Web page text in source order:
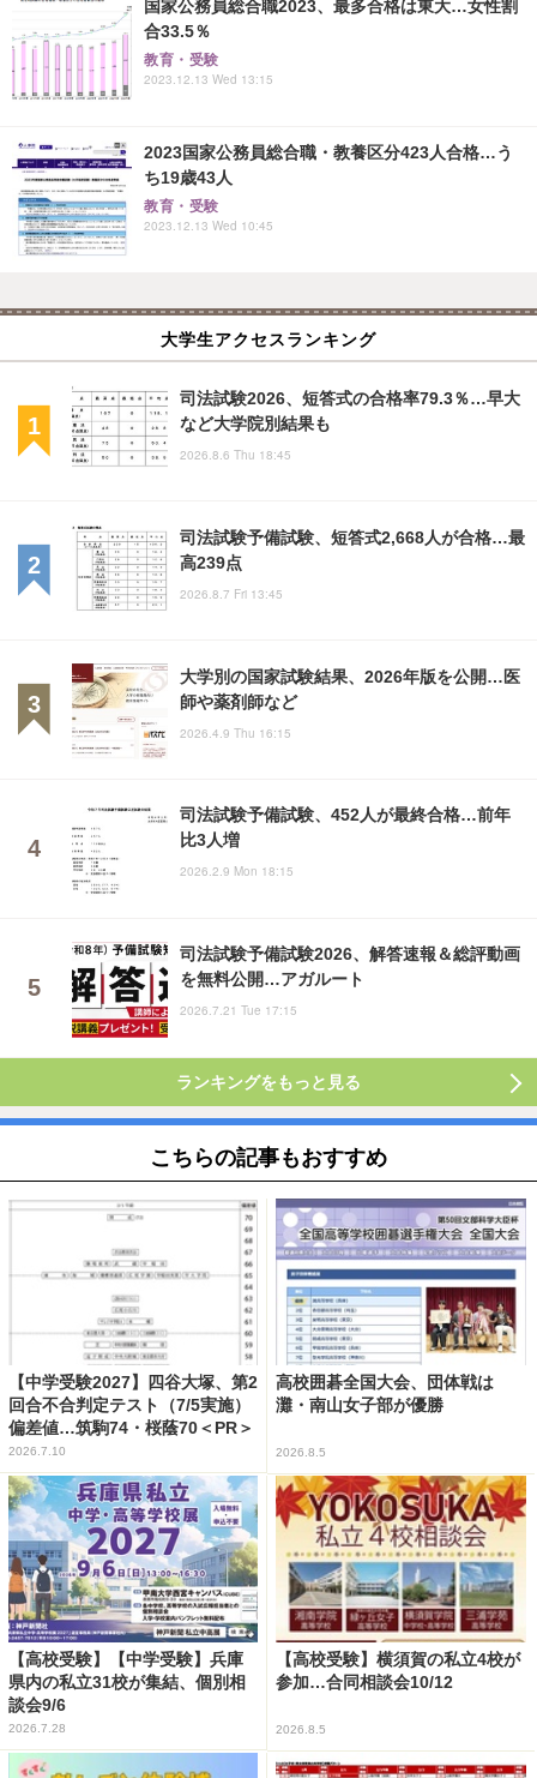
国家公務員総合職2023、最多合格は東大…女性割
合33.5％
教育・受験
2023.12.13 Wed 13:15
2023国家公務員総合職・教養区分423人合格…う
ち19歳43人
教育・受験
2023.12.13 Wed 10:45
大学生アクセスランキング
司法試験2026、短答式の合格率79.3％…早大
など大学院別結果も
2026.8.6 Thu 18:45
司法試験予備試験、短答式2,668人が合格…最
高239点
2026.8.7 Fri 13:45
大学別の国家試験結果、2026年版を公開…医
師や薬剤師など
2026.4.9 Thu 16:15
司法試験予備試験、452人が最終合格…前年
比3人増
2026.2.9 Mon 18:15
司法試験予備試験2026、解答速報＆総評動画
を無料公開…アガルート
2026.7.21 Tue 17:15
ランキングをもっと見る
こちらの記事もおすすめ
【中学受験2027】四谷大塚、第2
回合不合判定テスト（7/5実施）
偏差値…筑駒74・桜蔭70＜PR＞
2026.7.10
高校囲碁全国大会、団体戦は
灘・南山女子部が優勝
2026.8.5
【高校受験】【中学受験】兵庫
県内の私立31校が集結、個別相
談会9/6
2026.7.28
【高校受験】横須賀の私立4校が
参加…合同相談会10/12
2026.8.5